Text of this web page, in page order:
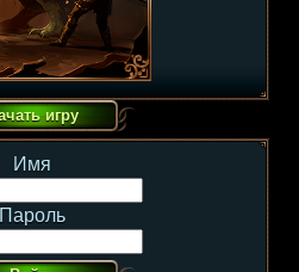
Имя
Пароль